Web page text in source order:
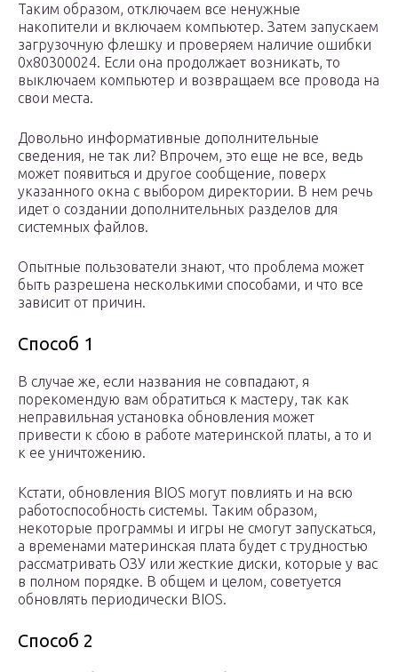
Таким образом, отключаем все ненужные
накопители и включаем компьютер. Затем запускаем
загрузочную флешку и проверяем наличие ошибки
0x80300024. Если она продолжает возникать, то
выключаем компьютер и возвращаем все провода на
свои места.
Довольно информативные дополнительные
сведения, не так ли? Впрочем, это еще не все, ведь
может появиться и другое сообщение, поверх
указанного окна с выбором директории. В нем речь
идет о создании дополнительных разделов для
системных файлов.
Опытные пользователи знают, что проблема может
быть разрешена несколькими способами, и что все
зависит от причин.
Способ 1
В случае же, если названия не совпадают, я
порекомендую вам обратиться к мастеру, так как
неправильная установка обновления может
привести к сбою в работе материнской платы, а то и
к ее уничтожению.
Кстати, обновления BIOS могут повлиять и на всю
работоспособность системы. Таким образом,
некоторые программы и игры не смогут запускаться,
а временами материнская плата будет с трудностью
рассматривать ОЗУ или жесткие диски, которые у вас
в полном порядке. В общем и целом, советуется
обновлять периодически BIOS.
Способ 2